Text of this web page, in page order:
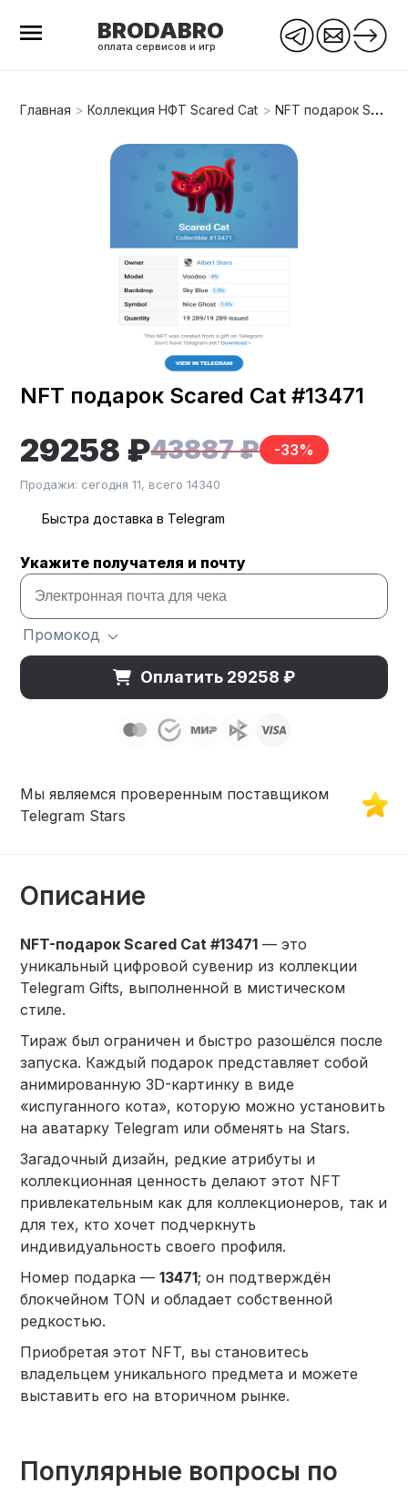
BRODABRO
оплата сервисов и игр
Главная >Коллекция НФТ Scared Cat >NFT подарок Scared Cat #13471
NFT подарок Scared Cat #13471
29258 ₽43887 ₽ -33%
Продажи: сегодня 11, всего 14340
Быстра доставка в Telegram
Укажите получателя и почту
Промокод
Оплатить 29258 ₽
Мы являемся проверенным поставщиком
Telegram Stars
Описание
NFT-подарок Scared Cat #13471 — это
уникальный цифровой сувенир из коллекции
Telegram Gifts, выполненной в мистическом
стиле.
Тираж был ограничен и быстро разошёлся после
запуска. Каждый подарок представляет собой
анимированную 3D-картинку в виде
«испуганного кота», которую можно установить
на аватарку Telegram или обменять на Stars.
Загадочный дизайн, редкие атрибуты и
коллекционная ценность делают этот NFT
привлекательным как для коллекционеров, так и
для тех, кто хочет подчеркнуть
индивидуальность своего профиля.
Номер подарка —13471; он подтверждён
блокчейном TON и обладает собственной
редкостью.
Приобретая этот NFT, вы становитесь
владельцем уникального предмета и можете
выставить его на вторичном рынке.
Популярные вопросы по